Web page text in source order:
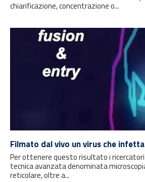
chiarificazione, concentrazione o...
Filmato dal vivo un virus che
Per ottenere questo risultato i
tecnica avanzata denominata
reticolare, oltre a...